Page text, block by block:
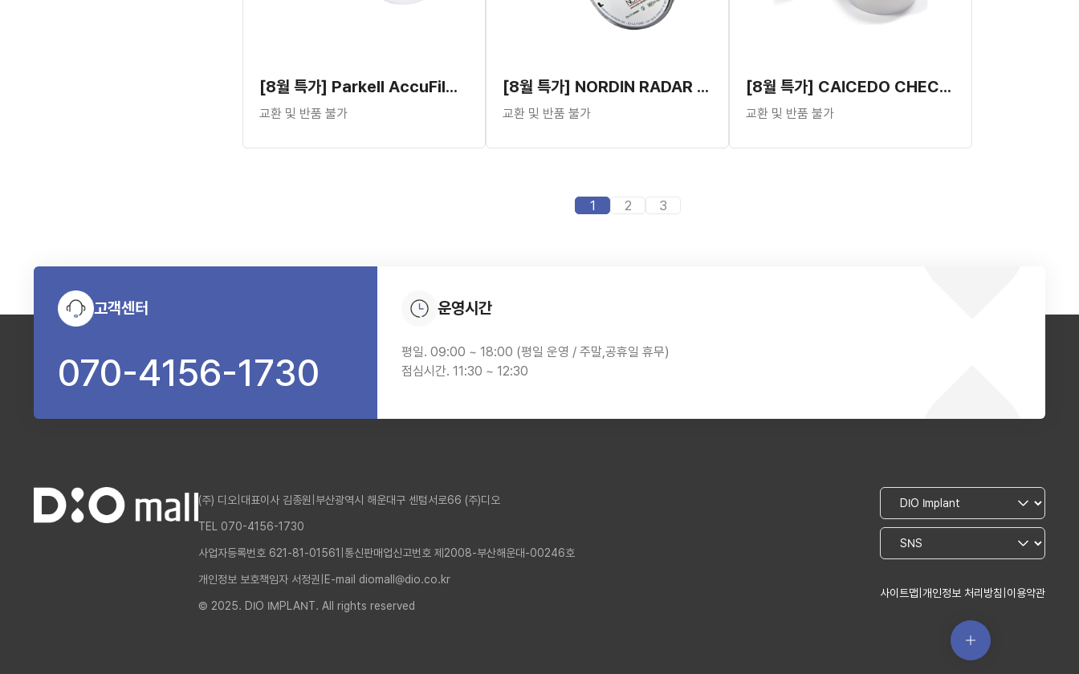
[8월 특가] Parkell AccuFilm II (280Strips)
교환 및 반품 불가
[8월 특가] NORDIN RADAR ARTICULATING FILM
교환 및 반품 불가
[8월 특가] CAICEDO CHECK-FILM
교환 및 반품 불가
1 2 3
고객센터
070-4156-1730
운영시간
평일. 09:00 ~ 18:00 (평일 운영 / 주말,공휴일 휴무)
점심시간. 11:30 ~ 12:30
(주) 디오 대표이사 김종원 부산광역시 해운대구 센텀서로66 (주)디오
TEL 070-4156-1730
사업자등록번호 621-81-01561 통신판매업신고번호 제2008-부산해운대-00246호
개인정보 보호책임자 서정권 E-mail diomall@dio.co.kr
© 2025. DIO IMPLANT. All rights reserved
사이트맵 개인정보 처리방침 이용약관